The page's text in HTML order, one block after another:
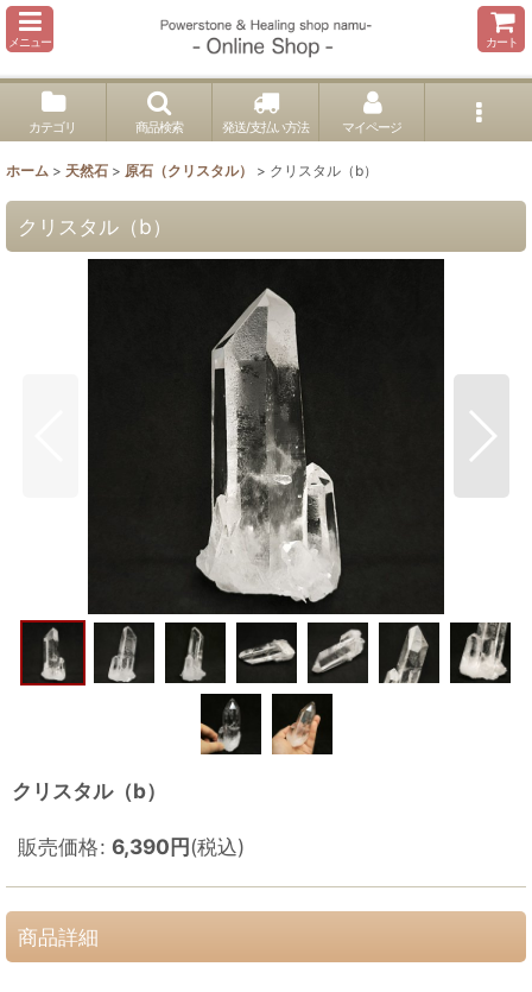
メニュー カート
カテゴリ 商品検索 発送/支払い方法 マイページ
ホーム > 天然石 > 原石（クリスタル） > クリスタル（b）
クリスタル（b）
クリスタル（b）
販売価格: 6,390円(税込)
商品詳細